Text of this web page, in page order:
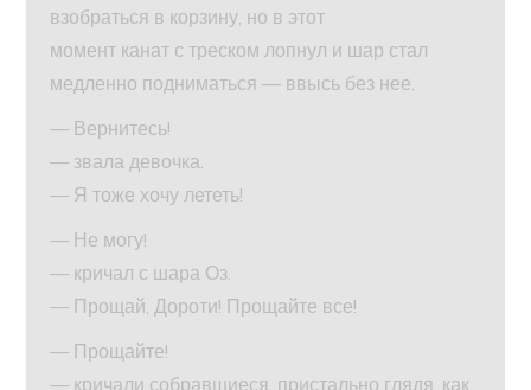
взобраться в корзину, но в этот
момент канат с треском лопнул и шар стал
медленно подниматься — ввысь без нее.
— Вернитесь!
— звала девочка.
— Я тоже хочу лететь!
— Не могу!
— кричал с шара Оз.
— Прощай, Дороти! Прощайте все!
— Прощайте!
— кричали собравшиеся, пристально глядя, как